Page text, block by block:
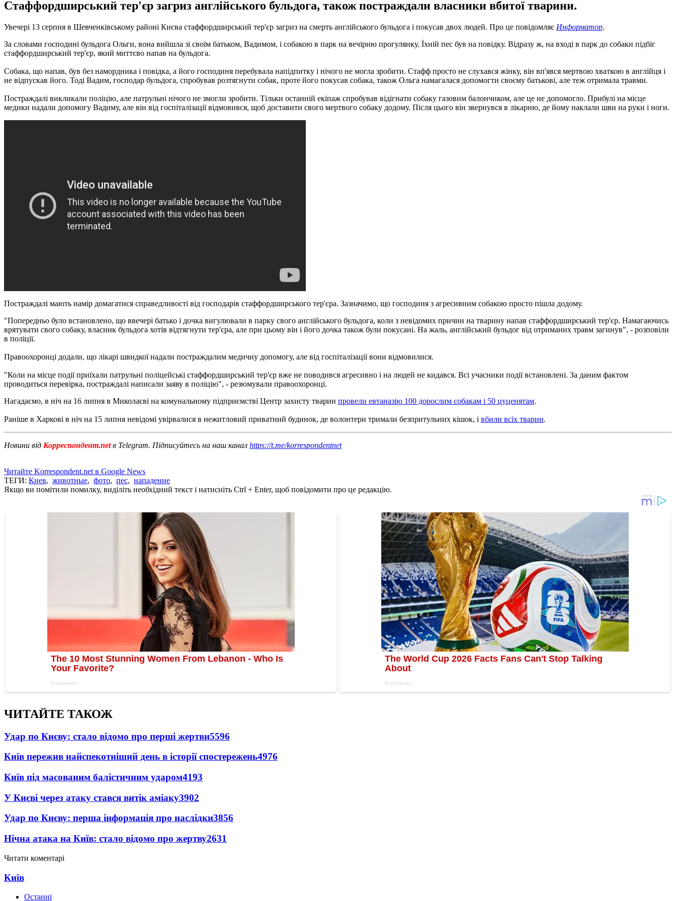
Стаффордширський тер'єр загриз англійського бульдога, також постраждали власники вбитої тварини.
Увечері 13 серпня в Шевченківському районі Києва стаффордширський тер'єр загриз на смерть англійського бульдога і покусав двох людей. Про це повідомляє Информатор.
За словами господині бульдога Ольги, вона вийшла зі своїм батьком, Вадимом, і собакою в парк на вечірню прогулянку. Їхній пес був на повідку. Відразу ж, на вході в парк до собаки підбіг
стаффордширський тер'єр, який миттєво напав на бульдога.
Собака, що напав, був без намордника і повідка, а його господиня перебувала напідпитку і нічого не могла зробити. Стафф просто не слухався жінку, він вп'явся мертвою хваткою в англійця і
не відпускав його. Тоді Вадим, господар бульдога, спробував розтягнути собак, проте його покусав собака, також Ольга намагалася допомогти своєму батькові, але теж отримала травми.
Постраждалі викликали поліцію, але патрульні нічого не змогли зробити. Тільки останній екіпаж спробував відігнати собаку газовим балончиком, але це не допомогло. Прибулі на місце
медики надали допомогу Вадиму, але він від госпіталізації відмовився, щоб доставити свого мертвого собаку додому. Після цього він звернувся в лікарню, де йому наклали шви на руки і ноги.
Постраждалі мають намір домагатися справедливості від господарів стаффордширського тер'єра. Зазначимо, що господиня з агресивним собакою просто пішла додому.
"Попередньо було встановлено, що ввечері батько і дочка вигулювали в парку свого англійського бульдога, коли з невідомих причин на тварину напав стаффордширський тер'єр. Намагаючись
врятувати свого собаку, власник бульдога хотів відтягнути тер'єра, але при цьому він і його дочка також були покусані. На жаль, англійський бульдог від отриманих травм загинув", - розповіли
в поліції.
Правоохоронці додали, що лікарі швидкої надали постраждалим медичну допомогу, але від госпіталізації вони відмовилися.
"Коли на місце події приїхали патрульні поліцейські стаффордширський тер'єр вже не поводився агресивно і на людей не кидався. Всі учасники події встановлені. За даним фактом
проводиться перевірка, постраждалі написали заяву в поліцію", - резюмували правоохоронці.
Нагадаємо, в ніч на 16 липня в Миколаєві на комунальному підприємстві Центр захисту тварин провели евтаназію 100 дорослим собакам і 50 цуценятам.
Раніше в Харкові в ніч на 15 липня невідомі увірвалися в нежитловий приватний будинок, де волонтери тримали безпритульних кішок, і вбили всіх тварин.
Новини від Корреспондент.netв Telegram. Підписуйтесь на наш канал https://t.me/korrespondentnet
Читайте Korrespondent.net в Google News
ТЕГИ: Киев, животные, фото, пес, нападение
Якщо ви помітили помилку, виділіть необхідний текст і натисніть Ctrl + Enter, щоб повідомити про це редакцію.
ЧИТАЙТЕ ТАКОЖ
Удар по Києву: стало відомо про перші жертви5596
Київ пережив найспекотніший день в історії спостережень4976
Київ під масованим балістичним ударом4193
У Києві через атаку стався витік аміаку3902
Удар по Києву: перша інформація про наслідки3856
Нічна атака на Київ: стало відомо про жертву2631
Читати коментарі
Київ
Останні